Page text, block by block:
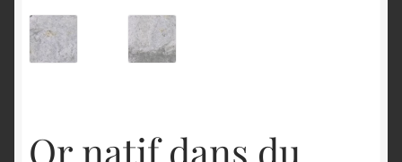
Or natif dans du